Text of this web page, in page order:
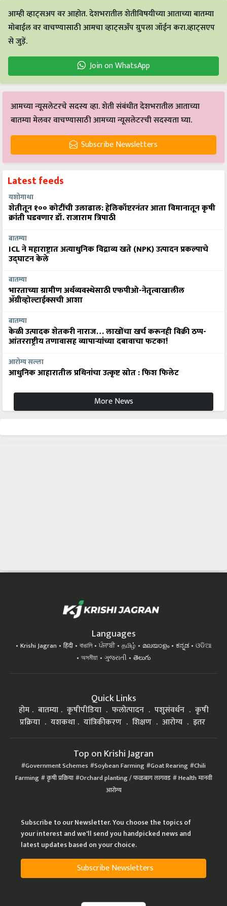
आम्ही व्हाट्सअप वर आहोत. देशभरातील शेतीविषयीच्या आताच्या बातम्या
मोबाईल वर वाचण्यासाठी आमचा व्हाट्सअँप ग्रुपला जॉईन करा.व्हाट्सएप
से जुड़ें.
Join on WhatsApp
आमच्या न्यूसलेटरचे सदस्य व्हा. शेती संबंधीत देशभरातील आताच्या
बातम्या मेलवर वाचण्यासाठी आमच्या न्यूसलेटरची सदस्यता घ्या.
Subscribe Newsletters
Latest feeds
यशोगाथा
शेतीतून १०० कोटींची उलाढाल: हेलिकॉप्टरनंतर आता विमानातून कृषी
क्रांती घडवणार डॉ. राजाराम त्रिपाठी
बातम्या
ICL ने महाराष्ट्रात अत्याधुनिक विद्राव्य खते (NPK) उत्पादन प्रकल्पाचे
उद्घाटन केले
बातम्या
भारताच्या ग्रामीण अर्थव्यवस्थेसाठी एफपीओ-नेतृत्वाखालील
अ‍ॅग्रीव्होल्टाईक्सची आशा
बातम्या
केळी उत्पादक शेतकरी नाराज… लाखोंचा खर्च करूनही विक्री ठप्प-
आंतरराष्ट्रीय तणावासह व्यापाऱ्यांच्या दबावाचा फटका!
आरोग्य सल्ला
आधुनिक आहारातील प्रथिनांचा उत्कृष्ट स्रोत : फिश फिलेट
More News
Languages
Krishi Jagran हिंदी বাঙালি ਪੰਜਾਬੀ தமிழ் മലയാളം ಕನ್ನಡ
ଓଡିଆ
অসমীয়া
ગુજરાતી తెలుగు
Quick Links
होम बातम्या कृषीपीडिया फलोत्पादन पशुसंवर्धन
कृषी
प्रक्रिया
यशकथा यांत्रिकीकरण शिक्षण आरोग्य इतर
Top on Krishi Jagran
Government Schemes Soybean Farming Goat Rearing Chili
Farming कृषी प्रक्रिया Orchard planting / फळबाग लागवड Health मानवी
आरोग्य
Subscribe to our Newsletter. You choose the topics of
your interest and we'll send you handpicked news and
latest updates based on your choice.
Subscribe Newsletters